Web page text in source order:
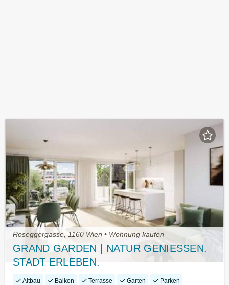
Roseggergasse, 1160 Wien • Wohnung kaufen
GRAND GARDEN | NATUR GENIESSEN.
STADT ERLEBEN.
Altbau Balkon Terrasse Garten Parken